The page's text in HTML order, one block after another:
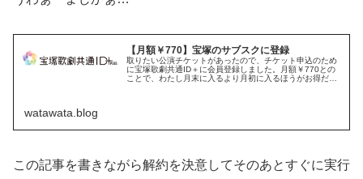
【月額￥770】宝塚のサブスクに登録
取りたい公演チケットがあったので、チケット申込のため
に宝塚歌劇共通ID＋に会員登録しました。月額￥770との
ことで、わたし月末に入るより月初に入るほうがお得だな
watawata.blog
この記事を書きながら解約を決意してそのあとすぐに実行